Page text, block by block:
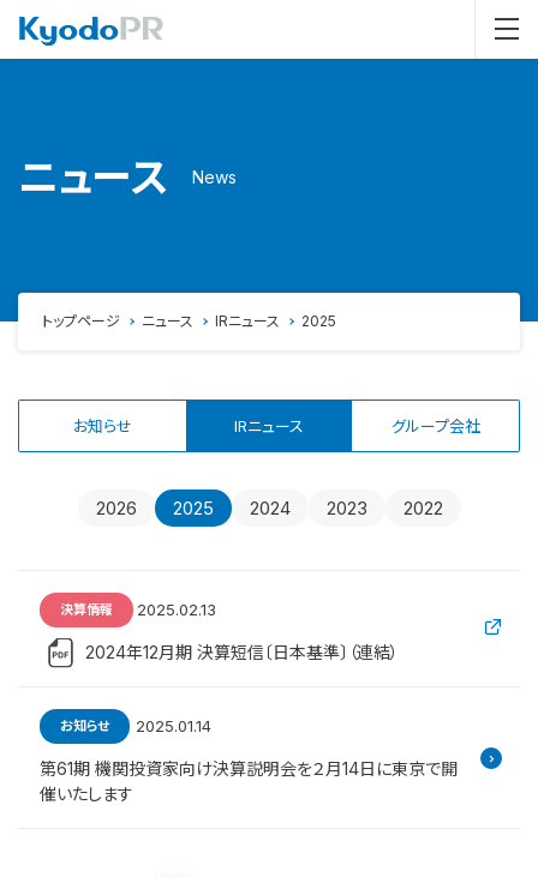
ニュース News
トップページ ニュース IRニュース 2025
お知らせ IRニュース グループ会社
2026 2025 2024 2023 2022
決算情報 2025.02.13
2024年12月期 決算短信〔日本基準〕（連結）
お知らせ 2025.01.14
第61期 機関投資家向け決算説明会を２月14日に東京で開
催いたします